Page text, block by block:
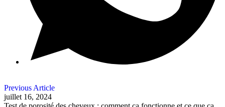
Previous Article
juillet 16, 2024